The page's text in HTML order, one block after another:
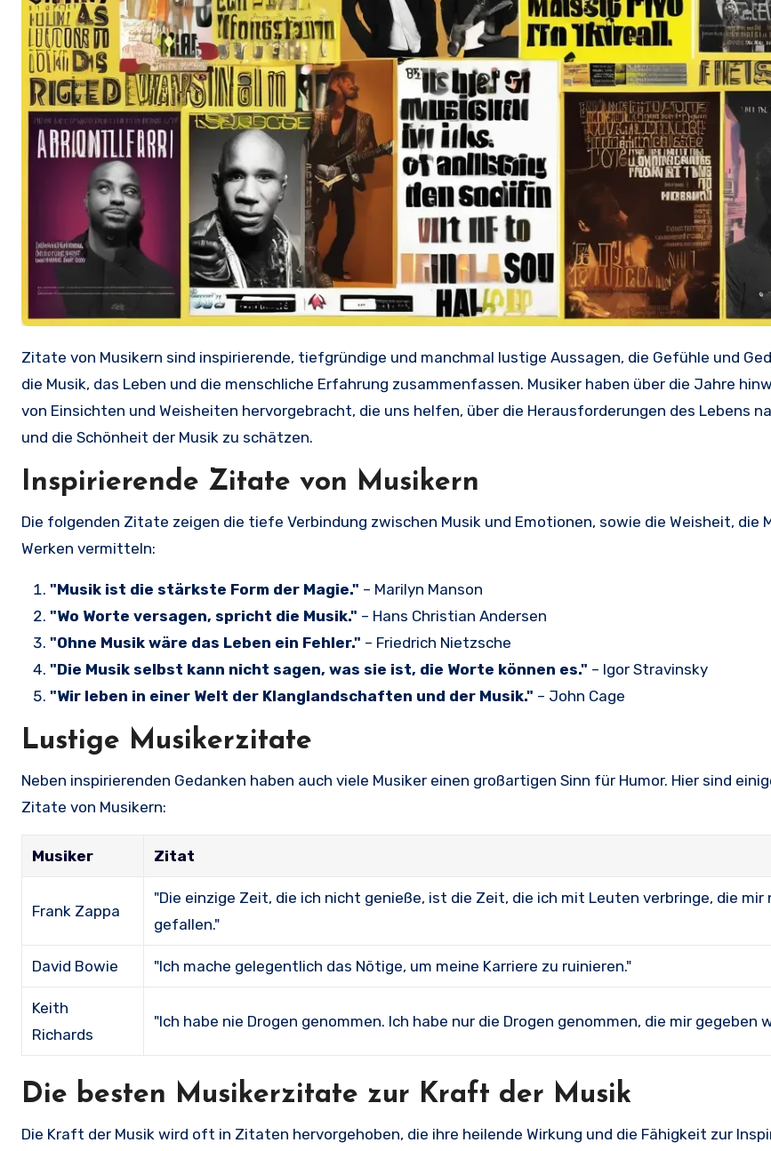
Zitate von Musikern sind inspirierende, tiefgründige und manchmal lustige Aussagen, die Gefühle und Gedanken rund um
die Musik, das Leben und die menschliche Erfahrung zusammenfassen. Musiker haben über die Jahre
von Einsichten und Weisheiten hervorgebracht, die uns helfen, über die Herausforderungen des Lebens
und die Schönheit der Musik zu schätzen.
Inspirierende Zitate von Musikern
Die folgenden Zitate zeigen die tiefe Verbindung zwischen Musik und Emotionen, sowie die Weisheit, die
Werken vermitteln:
"Musik ist die stärkste Form der Magie." – Marilyn Manson
"Wo Worte versagen, spricht die Musik." – Hans Christian Andersen
"Ohne Musik wäre das Leben ein Fehler." – Friedrich Nietzsche
"Die Musik selbst kann nicht sagen, was sie ist, die Worte können es." – Igor Stravinsky
"Wir leben in einer Welt der Klanglandschaften und der Musik." – John Cage
Lustige Musikerzitate
Neben inspirierenden Gedanken haben auch viele Musiker einen großartigen Sinn für Humor. Hier sind
Zitate von Musikern:
Musiker Zitat
Frank Zappa
"Die einzige Zeit, die ich nicht genieße, ist die Zeit, die ich mit Leuten verbringe, die mir
gefallen."
David Bowie "Ich mache gelegentlich das Nötige, um meine Karriere zu ruinieren."
Keith
Richards
"Ich habe nie Drogen genommen. Ich habe nur die Drogen genommen, die mir gegeben
Die besten Musikerzitate zur Kraft der Musik
Die Kraft der Musik wird oft in Zitaten hervorgehoben, die ihre heilende Wirkung und die Fähigkeit zur